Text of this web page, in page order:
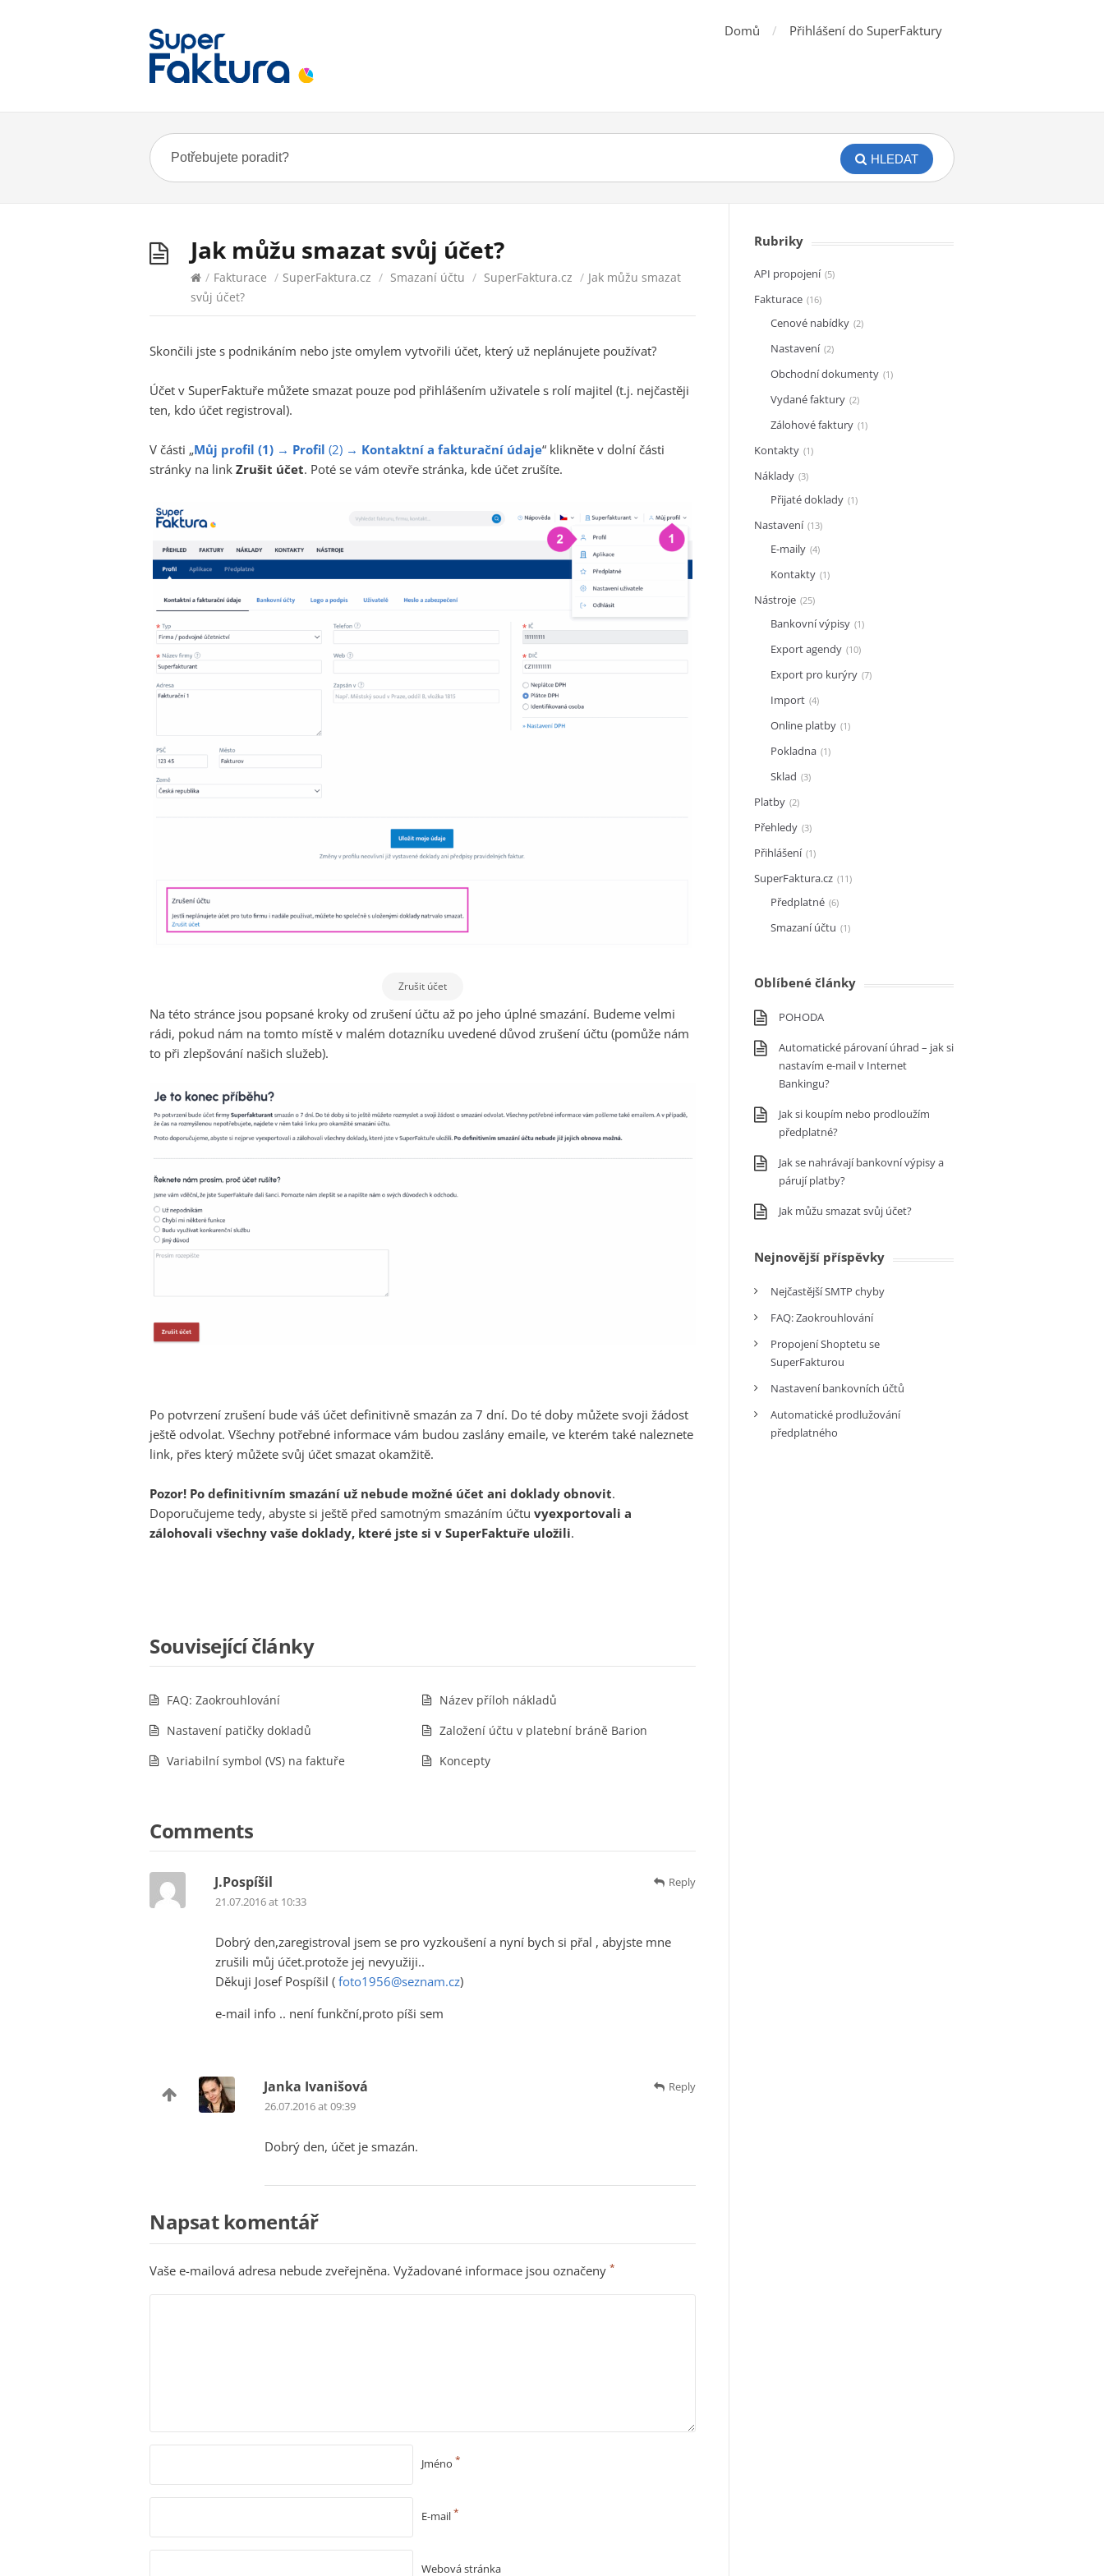
Domů Přihlášení do SuperFaktury
HLEDAT
Jak můžu smazat svůj účet?
/ Fakturace / SuperFaktura.cz / Smazaní účtu / SuperFaktura.cz / Jak můžu smazat
svůj účet?
Skončili jste s podnikáním nebo jste omylem vytvořili účet, který už neplánujete používat?
Účet v SuperFaktuře můžete smazat pouze pod přihlášením uživatele s rolí majitel (t.j. nejčastěji
ten, kdo účet registroval).
V části „Můj profil (1) → Profil (2) → Kontaktní a fakturační údaje“ klikněte v dolní části
stránky na link Zrušit účet. Poté se vám otevře stránka, kde účet zrušíte.
Zrušit účet
Na této stránce jsou popsané kroky od zrušení účtu až po jeho úplné smazání. Budeme velmi
rádi, pokud nám na tomto místě v malém dotazníku uvedené důvod zrušení účtu (pomůže nám
to při zlepšování našich služeb).
Po potvrzení zrušení bude váš účet definitivně smazán za 7 dní. Do té doby můžete svoji žádost
ještě odvolat. Všechny potřebné informace vám budou zaslány emaile, ve kterém také naleznete
link, přes který můžete svůj účet smazat okamžitě.
Pozor! Po definitivním smazání už nebude možné účet ani doklady obnovit.
Doporučujeme tedy, abyste si ještě před samotným smazáním účtu vyexportovali a
zálohovali všechny vaše doklady, které jste si v SuperFaktuře uložili.
Související články
FAQ: Zaokrouhlování
Název příloh nákladů
Nastavení patičky dokladů
Založení účtu v platební bráně Barion
Variabilní symbol (VS) na faktuře
Koncepty
Comments
Reply
J.Pospíšil
21.07.2016 at 10:33
Dobrý den,zaregistroval jsem se pro vyzkoušení a nyní bych si přal , abyjste mne
zrušili můj účet.protože jej nevyužiji..
Děkuji Josef Pospíšil ( foto1956@seznam.cz)
e-mail info .. není funkční,proto píši sem
Reply
Janka Ivanišová
26.07.2016 at 09:39
Dobrý den, účet je smazán.
Napsat komentář
Vaše e-mailová adresa nebude zveřejněna. Vyžadované informace jsou označeny *
Jméno *
E-mail*
Webová stránka
Rubriky
API propojení 5
Fakturace 16
Cenové nabídky 2
Nastavení 2
Obchodní dokumenty 1
Vydané faktury 2
Zálohové faktury 1
Kontakty 1
Náklady 3
Přijaté doklady 1
Nastavení 13
E-maily 4
Kontakty 1
Nástroje 25
Bankovní výpisy 1
Export agendy 10
Export pro kurýry 7
Import 4
Online platby 1
Pokladna 1
Sklad 3
Platby 2
Přehledy 3
Přihlášení 1
SuperFaktura.cz 11
Předplatné 6
Smazaní účtu 1
Oblíbené články
POHODA
Automatické párovaní úhrad – jak si
nastavím e-mail v Internet
Bankingu?
Jak si koupím nebo prodloužím
předplatné?
Jak se nahrávají bankovní výpisy a
párují platby?
Jak můžu smazat svůj účet?
Nejnovější příspěvky
Nejčastější SMTP chyby
FAQ: Zaokrouhlování
Propojení Shoptetu se
SuperFakturou
Nastavení bankovních účtů
Automatické prodlužování
předplatného